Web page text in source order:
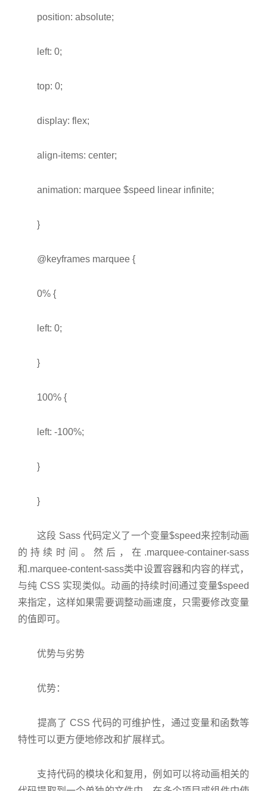
position: absolute;
left: 0;
top: 0;
display: flex;
align-items: center;
animation: marquee $speed linear infinite;
}
@keyframes marquee {
0% {
left: 0;
}
100% {
left: -100%;
}
}
这段 Sass 代码定义了一个变量$speed来控制动画
的持续时间。然后，在.marquee-container-sass
和.marquee-content-sass类中设置容器和内容的样式，
与纯 CSS 实现类似。动画的持续时间通过变量$speed
来指定，这样如果需要调整动画速度，只需要修改变量
的值即可。
优势与劣势
优势：
提高了 CSS 代码的可维护性，通过变量和函数等
特性可以更方便地修改和扩展样式。
支持代码的模块化和复用，例如可以将动画相关的